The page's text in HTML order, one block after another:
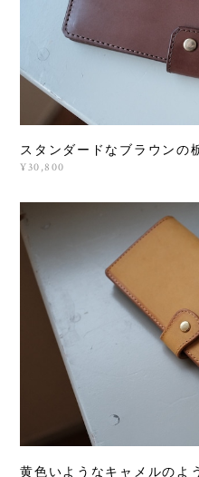
スタンダードなブラウンの
¥30,800
黄色いようなキャメルのよ